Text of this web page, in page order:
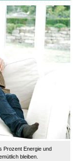
Prozent Energie und
bleiben.